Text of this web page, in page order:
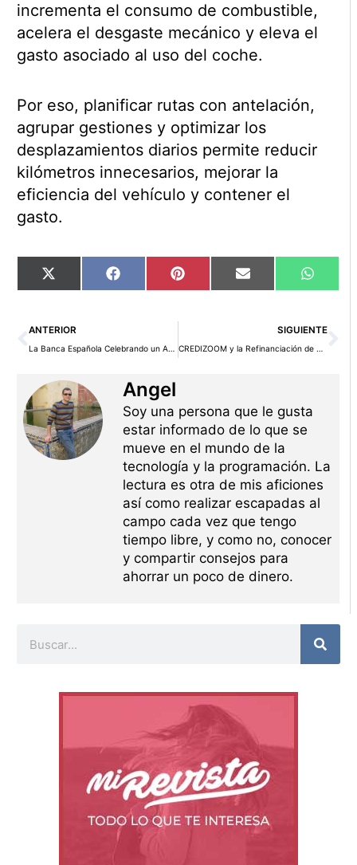
incrementa el consumo de combustible,
acelera el desgaste mecánico y eleva el
gasto asociado al uso del coche.
Por eso, planificar rutas con antelación,
agrupar gestiones y optimizar los
desplazamientos diarios permite reducir
kilómetros innecesarios, mejorar la
eficiencia del vehículo y contener el
gasto.
Compartir
en
X
(Twitter)
Compartir
en
Facebook Compartir
en
Pinterest Compartir
en
Email
en
Ant
ANTERIOR
La Banca Española Celebrando un Año de Éxito con DORA: Confianza y Seguridad en el Horizonte
SIGUIENTE
CREDIZOOM y la Refinanciación de Deudas: Estrategias Efectivas para Recuperar el Equilibrio Financiero
Angel
Soy una persona que le gusta
estar informado de lo que se
mueve en el mundo de la
tecnología y la programación. La
lectura es otra de mis aficiones
así como realizar escapadas al
campo cada vez que tengo
tiempo libre, y como no, conocer
y compartir consejos para
ahorrar un poco de dinero.